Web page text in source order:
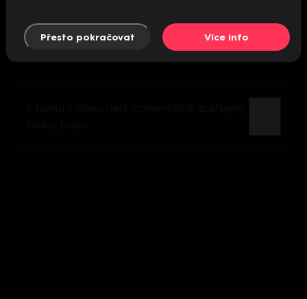
Přesto pokračovat Více info